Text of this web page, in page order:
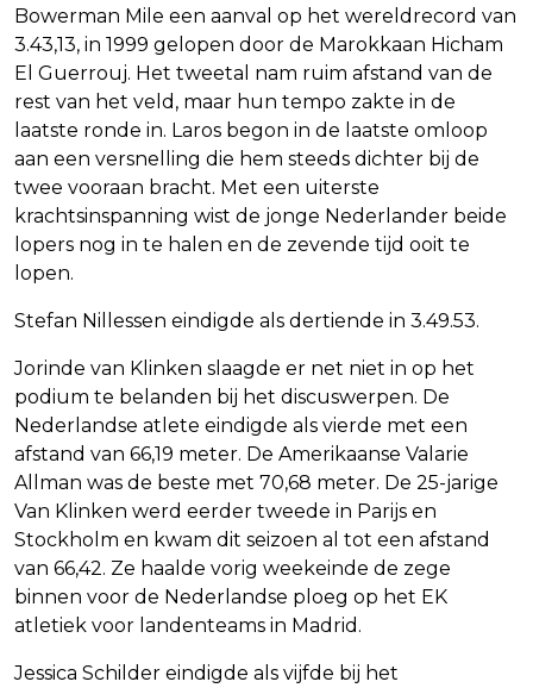
Bowerman Mile een aanval op het wereldrecord van
3.43,13, in 1999 gelopen door de Marokkaan Hicham
El Guerrouj. Het tweetal nam ruim afstand van de
rest van het veld, maar hun tempo zakte in de
laatste ronde in. Laros begon in de laatste omloop
aan een versnelling die hem steeds dichter bij de
twee vooraan bracht. Met een uiterste
krachtsinspanning wist de jonge Nederlander beide
lopers nog in te halen en de zevende tijd ooit te
lopen.
Stefan Nillessen eindigde als dertiende in 3.49.53.
Jorinde van Klinken slaagde er net niet in op het
podium te belanden bij het discuswerpen. De
Nederlandse atlete eindigde als vierde met een
afstand van 66,19 meter. De Amerikaanse Valarie
Allman was de beste met 70,68 meter. De 25-jarige
Van Klinken werd eerder tweede in Parijs en
Stockholm en kwam dit seizoen al tot een afstand
van 66,42. Ze haalde vorig weekeinde de zege
binnen voor de Nederlandse ploeg op het EK
atletiek voor landenteams in Madrid.
Jessica Schilder eindigde als vijfde bij het